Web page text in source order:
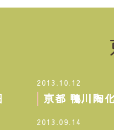
2013.10.12
京都 鴨川陶
2013.09.14